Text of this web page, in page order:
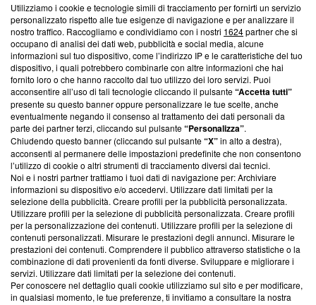
Questa sezione offre informazioni trasparenti su Blasting
News, sui nostri processi editoriali e su come ci impegniamo a
creare news di qualità. Inoltre, afferma la nostra aderenza a
‘Trust Project - News with Integrity’Blasting News non è
ancora membro del programma, ma ha richiesto di farne
parte; Trust Project non ha ancora effettuato una verifica di
conformità agli standard.
Su di noi
Team editoriale
Corporate
Redazione
Informativa Privacy
Cookie Policy
Blasting SA, IDI CHE-247.845.224, Via Carlo Frasca, 3 - 6900
Lugano (Svizzera) Tel:+39 0690258937
Utilizziamo i cookie e tecnologie simili di tracciamento per fornirti un servizio
personalizzato rispetto alle tue esigenze di navigazione e per analizzare il
nostro traffico. Raccogliamo e condividiamo con i nostri 1624partner che si
occupano di analisi dei dati web, pubblicità e social media, alcune
informazioni sul tuo dispositivo, come l’indirizzo IP e le caratteristiche del tuo
dispositivo, i quali potrebbero combinarle con altre informazioni che hai
fornito loro o che hanno raccolto dal tuo utilizzo dei loro servizi. Puoi
acconsentire all’uso di tali tecnologie cliccando il pulsante“Accetta tutti”
presente su questo banner oppure personalizzare le tue scelte, anche
eventualmente negando il consenso al trattamento dei dati personali da
parte dei partner terzi, cliccando sul pulsante“Personalizza”.
Chiudendo questo banner (cliccando sul pulsante“X”in alto a destra),
acconsenti al permanere delle impostazioni predefinite che non consentono
l’utilizzo di cookie o altri strumenti di tracciamento diversi dai tecnici.
Noi e i nostri partner trattiamo i tuoi dati di navigazione per: Archiviare
informazioni su dispositivo e/o accedervi. Utilizzare dati limitati per la
selezione della pubblicità. Creare profili per la pubblicità personalizzata.
Utilizzare profili per la selezione di pubblicità personalizzata. Creare profili
per la personalizzazione dei contenuti. Utilizzare profili per la selezione di
contenuti personalizzati. Misurare le prestazioni degli annunci. Misurare le
prestazioni dei contenuti. Comprendere il pubblico attraverso statistiche o la
combinazione di dati provenienti da fonti diverse. Sviluppare e migliorare i
servizi. Utilizzare dati limitati per la selezione dei contenuti.
Per conoscere nel dettaglio quali cookie utilizziamo sul sito e per modificare,
in qualsiasi momento, le tue preferenze, ti invitiamo a consultare la nostra